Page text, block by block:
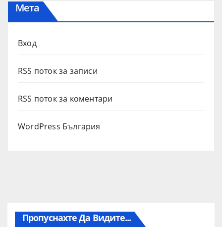
Мета
Вход
RSS поток за записи
RSS поток за коментари
WordPress България
Пропуснахте Да Видите...